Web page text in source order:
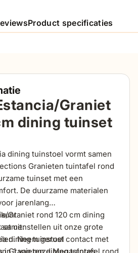
Product specificaties
Graniet
dining tuinset
dining tuinstoel vormt samen
Granieten tuintafel rond
tuinset met een
De duurzame materialen
jarenlang
kunt
samenstellen uit onze grote
Neem gerust contact met
Graniet rond 120 cm dining
uit:
dining tuinstoel